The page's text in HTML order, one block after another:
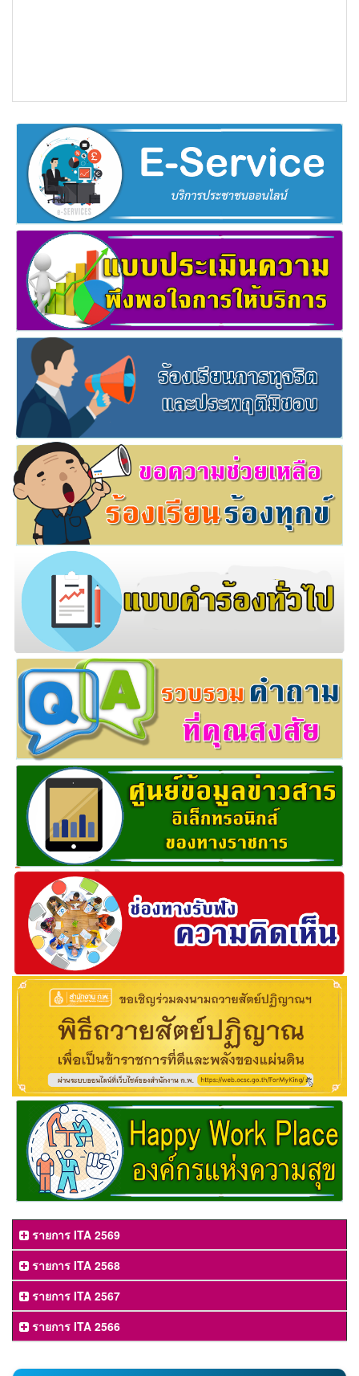
รายการ ITA 2569
รายการ ITA 2568
รายการ ITA 2567
รายการ ITA 2566